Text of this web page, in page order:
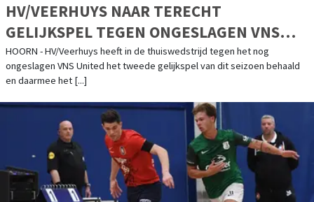
HV/VEERHUYS NAAR TERECHT
GELIJKSPEL TEGEN ONGESLAGEN VNS
UNITED
HOORN - HV/Veerhuys heeft in de thuiswedstrijd tegen het nog
ongeslagen VNS United het tweede gelijkspel van dit seizoen behaald
en daarmee het [...]